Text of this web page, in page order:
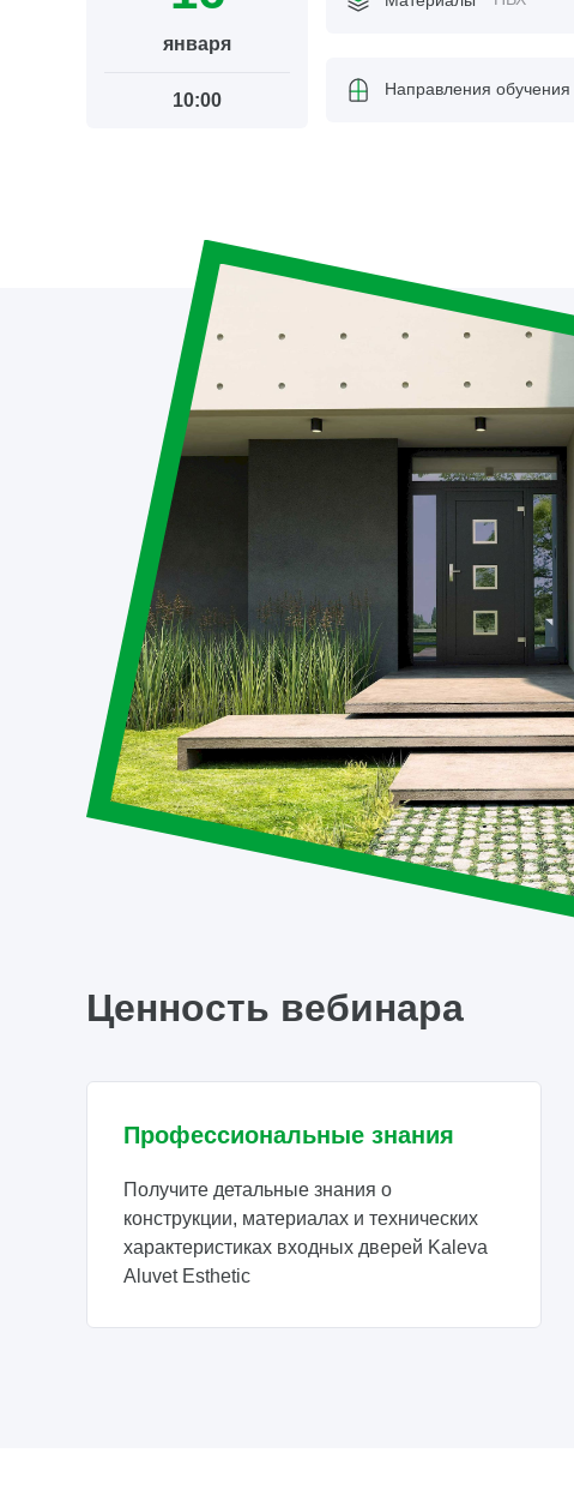
января
10:00
Направления обучения
Ценность вебинара
Профессиональные знания
Получите детальные знания о
конструкции, материалах и технических
характеристиках входных дверей Kaleva
Aluvet Esthetic